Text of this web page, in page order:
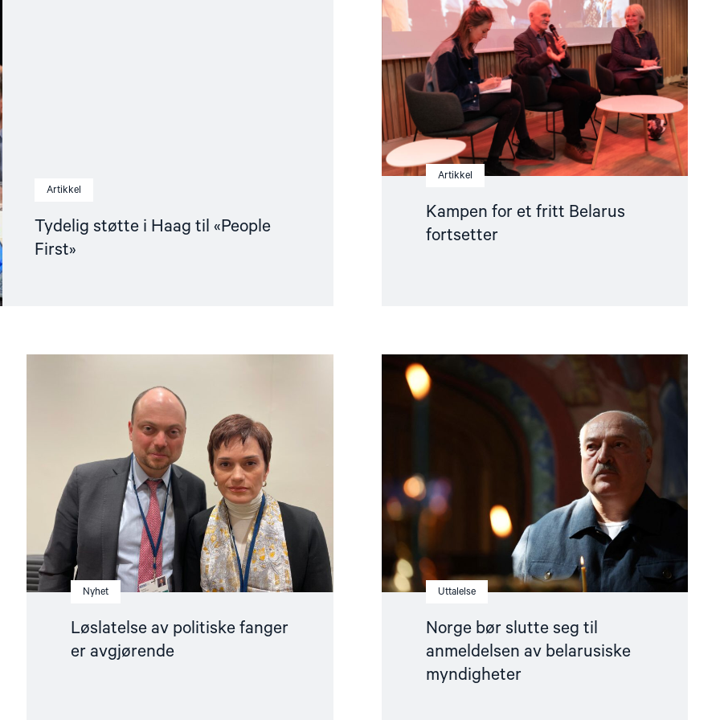
Artikkel
Tydelig støtte i Haag til «People
First»
Artikkel
Kampen for et fritt Belarus
fortsetter
fritt
Belarus
fortsetter"
Nyhet
Løslatelse av politiske fanger
er avgjørende
av
politiske
fanger
er
avgjørende"
Uttalelse
Norge bør slutte seg til
anmeldelsen av belarusiske
myndigheter
bør
slutte
anmeldelsen
myndigheter"